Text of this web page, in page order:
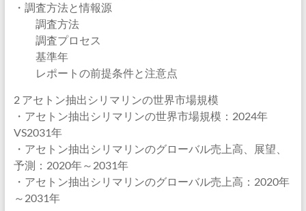
・調査方法と情報源
調査方法
調査プロセス
基準年
レポートの前提条件と注意点
2 アセトン抽出シリマリンの世界市場規模
・アセトン抽出シリマリンの世界市場規模：2024年
VS2031年
・アセトン抽出シリマリンのグローバル売上高、展望、
予測：2020年～2031年
・アセトン抽出シリマリンのグローバル売上高：2020年
～2031年